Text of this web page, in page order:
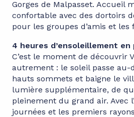
Gorges de Malpasset. Accueil
confortable avec des dortoirs
pour les groupes d’amis et les
4 heures d’ensoleillement en
C’est le moment de découvrir
autrement : le soleil passe au-
hauts sommets et baigne le
lumière supplémentaire, de
pleinement du grand air. Avec
journées et les premiers